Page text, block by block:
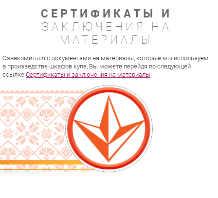
СЕРТИФИКАТЫ И
ЗАКЛЮЧЕНИЯ НА
МАТЕРИАЛЫ
Ознакомиться с документами на материалы, которые мы используем
в произведстве шкафов купе, Вы можете перейдя по следующей
ссылкеСертификаты и заключения на материалы